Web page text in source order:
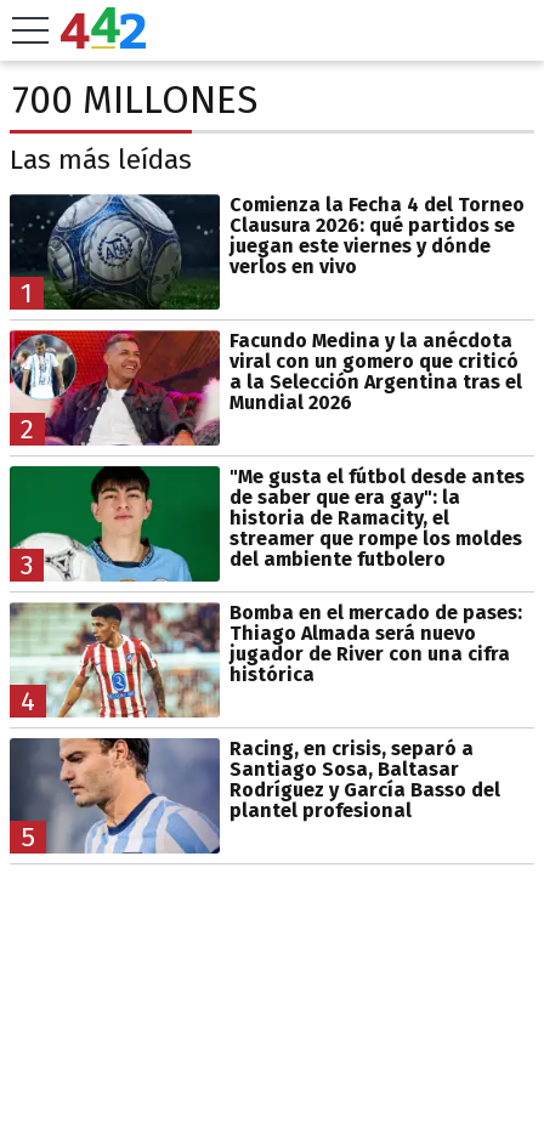
700 MILLONES
Las más leídas
1
Comienza la Fecha 4 del Torneo
Clausura 2026: qué partidos se
juegan este viernes y dónde
verlos en vivo
2
Facundo Medina y la anécdota
viral con un gomero que criticó
a la Selección Argentina tras el
Mundial 2026
3
"Me gusta el fútbol desde antes
de saber que era gay": la
historia de Ramacity, el
streamer que rompe los moldes
del ambiente futbolero
4
Bomba en el mercado de pases:
Thiago Almada será nuevo
jugador de River con una cifra
histórica
5
Racing, en crisis, separó a
Santiago Sosa, Baltasar
Rodríguez y García Basso del
plantel profesional